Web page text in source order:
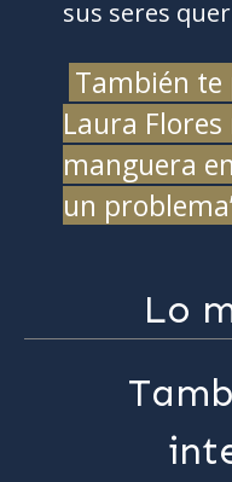
sus seres
También te
Laura
manguera
un
Lo